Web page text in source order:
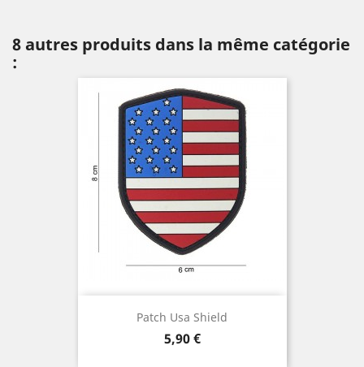
8 autres produits dans la même catégorie
:
Patch Usa Shield
Prix
5,90 €